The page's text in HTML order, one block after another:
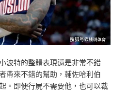
波特的整體表現還是非常不錯
帶來不錯的幫助，輔佐哈利伯
。即便行屍不需要他，也可以裁